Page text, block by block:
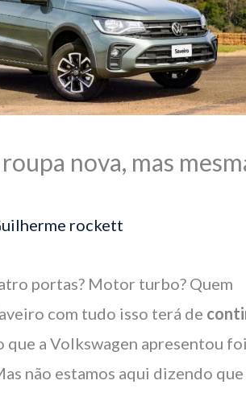
nova, mas
rockett
portas? Motor turbo? Quem
com tudo isso terá de
que a Volkswagen apresentou
não estamos aqui dizendo que